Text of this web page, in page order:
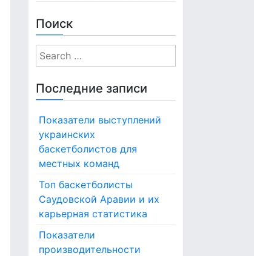
Поиск
S
e
a
r
h
o
Последние записи
Показатели выступлений
украинских
баскетболистов для
местных команд
Топ баскетболисты
Саудовской Аравии и их
карьерная статистика
Показатели
производительности